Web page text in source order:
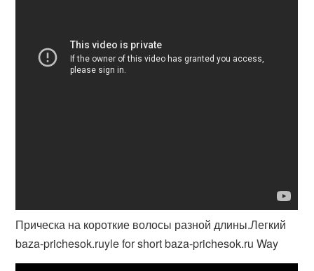
Прическа на короткие волосы разной длины.Легкий
baza-prichesok.ruyle for short baza-prichesok.ru Way